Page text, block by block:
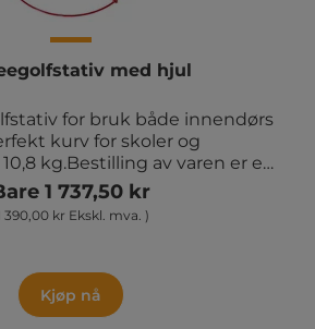
med hjul
for bruk både innendørs
kurv for skoler og
kg.Bestilling av varen er en
vi har mottatt bestillingen din,
og levering og sender
Bestillingen er
1 737,50 kr
390,00 kr Ekskl. mva. )
Kjøp nå